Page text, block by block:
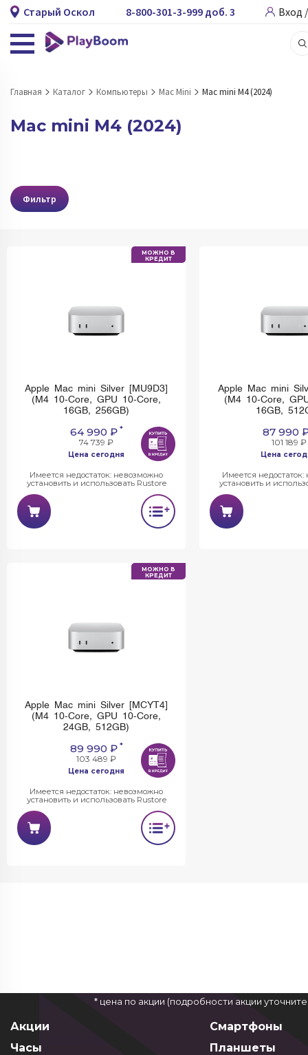
Старый Оскол 8-800-301-3-999 доб. 3 Вход
Главная Каталог Компьютеры Mac Mini Mac mini M4 (2024)
Mac mini M4 (2024)
Фильтр
МОЖНО В
КРЕДИТ
Apple Mac mini Silver [MU9D3]
(M4 10-Core, GPU 10-Core,
16GB, 256GB)
64 990 ₽*
74 739 ₽
Цена сегодня
Имеется недостаток: невозможно
установить и использовать Rustore
Apple Mac mini
(M4 10-Core,
16GB,
87 990
101 189 ₽
Цена
Имеется
установить и
МОЖНО В
КРЕДИТ
Apple Mac mini Silver [MCYT4]
(M4 10-Core, GPU 10-Core,
24GB, 512GB)
89 990 ₽*
103 489 ₽
Цена сегодня
Имеется недостаток: невозможно
установить и использовать Rustore
* цена по акции (подробности акции
Акции
Смартфоны
Часы
Планшеты